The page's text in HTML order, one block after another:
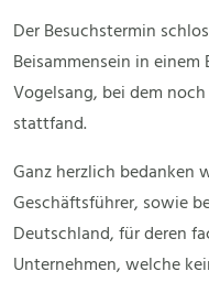
Der Besuchstermin
Beisammensein in
Vogelsang, bei dem
stattfand.
Ganz herzlich bedanken
Geschäftsführer, sowie
Deutschland, für deren
Unternehmen, welche